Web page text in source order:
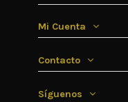
Mi Cuenta
Contacto
Síguenos